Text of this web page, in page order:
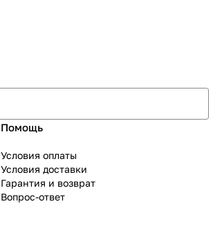
Помощь
Условия оплаты
Условия доставки
Гарантия и возврат
Вопрос-ответ